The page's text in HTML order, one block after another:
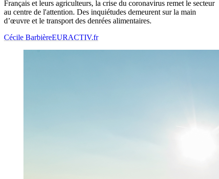
Français et leurs agriculteurs, la crise du coronavirus remet le secteur
au centre de l'attention. Des inquiétudes demeurent sur la main
d’œuvre et le transport des denrées alimentaires.
Cécile BarbièreEURACTIV.fr